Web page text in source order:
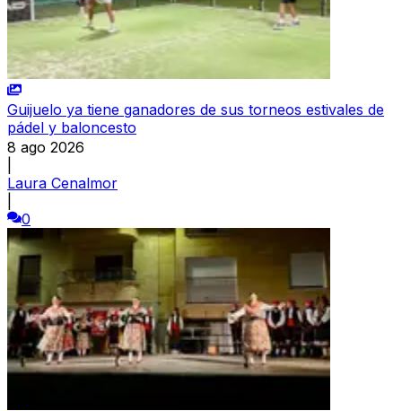
Guijuelo ya tiene ganadores de sus torneos estivales de
pádel y baloncesto
8 ago 2026
Laura Cenalmor
0